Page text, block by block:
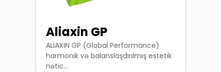
Aliaxin GP
ALIAXIN GP (Global Performance)
harmonik və balanslaşdırılmış estetik
nətic...